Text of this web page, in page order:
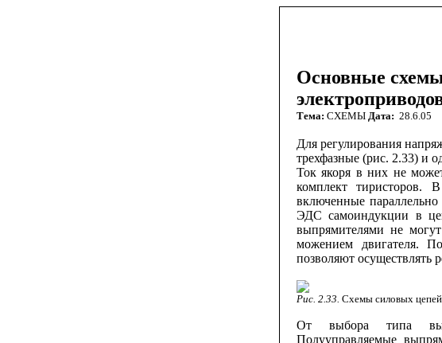
Основные
Тема: СХЕМЫ Дата: 28.6.05
Для регулирования
трехфазные (рис. 2.33) и
Ток якоря в них не
комплект тиристоров.
включенные
ЭДС самоиндукции в
выпрямителями не
можением двигателя.
позволяют осуществлять
Рис. 2.33. Схемы силовых
От выбора типа
Полууправляемые